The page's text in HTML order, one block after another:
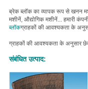
ब्रेक ब्लॉक का व्यापक रूप से खनन
मशीनें, औद्योगिक मशीनें... हमारी
ब्लॉकग्राहकों की आवश्यकता के
ग्राहकों की आवश्यकता के अनुसार
संबंधित उत्पाद: